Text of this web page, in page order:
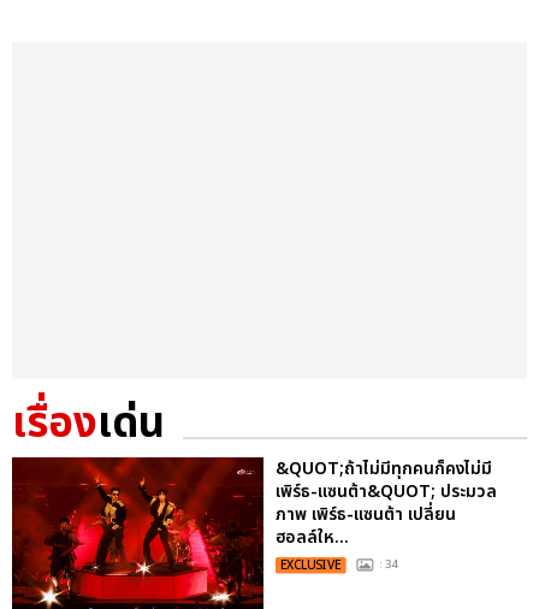
เรื่องเด่น
&QUOT;ถ้าไม่มีทุกคนก็คงไม่มี
เพิร์ธ-แซนต้า&QUOT; ประมวล
ภาพ เพิร์ธ-แซนต้า เปลี่ยน
ฮอลล์ให...
EXCLUSIVE : 34